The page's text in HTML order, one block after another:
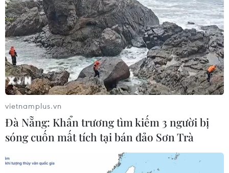
Cố vấn quân sự Iran tiết lộ
sốc, tuyên bố hàng trăm binh sĩ Mỹ
đã thiệt mạng
04/08/2026 15:51
Liban và Israel nối lại đàm phán trực
tiếp về giải giáp Hezbollah
04/08/2026 14:56
vietnamplus.vn
Đà Nẵng: Khẩn trương tìm kiếm 3 người bị
sóng cuốn mất tích tại bán đảo Sơn Trà